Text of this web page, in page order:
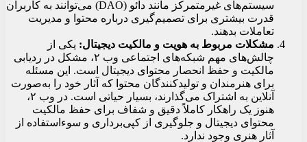
سیستم‌های غیرمتمرکز مانند دائو (DAO) می‌توانند به کاربران
قدرت بیشتری برای تصمیم‌گیری درباره محتوا و مدیریت
تعاملات بدهند.
مشکلات مربوط به هویت و مالکیت دیجیتال: یکی از
چالش‌های مهم شبکه‌های اجتماعی وب ۲، مشکل در ردیابی
مالکیت و حفظ انحصار محتوای دیجیتال است. این مسئله
برای هنرمندان و تولیدکنندگان محتوا که آثار خود را به‌صورت
آنلاین به اشتراک می‌گذارند، بسیار حیاتی است. در وب ۲،
هنوز یک راهکار کاملاً دقیق و شفاف برای حفظ مالکیت
محتوای دیجیتال و جلوگیری از کپی‌برداری و سوءاستفاده از
آثار هنری وجود ندارد.